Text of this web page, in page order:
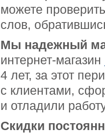
можете
слов,
Мы надежный
интернет-магазин
4 лет, за этот
с клиентами,
и отладили
Скидки